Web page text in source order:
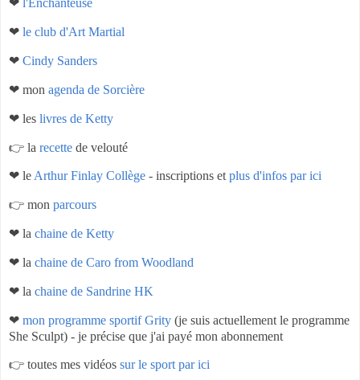
❤ l'Enchanteuse
❤ le club d'Art Martial
❤ Cindy Sanders
❤ mon agenda de Sorcière
❤ les livres de Ketty
👉 la recette de velouté
❤ leArthur Finlay Collège - inscriptions etplus d'infos par ici
👉 mon parcours
❤ la chaine de Ketty
❤ la chaine de Caro from Woodland
❤ la chaine de Sandrine HK
❤ mon programme sportif Grity (je suis actuellement le programme
She Sculpt) - je précise que j'ai payé mon abonnement
👉 toutes mes vidéos sur le sport par ici